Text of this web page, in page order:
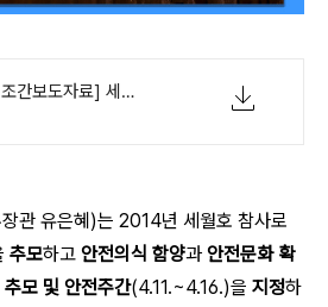
[교육부 04-11(월) 조간보도자료] 세월호 참사 8주기 추모 및 안전 주간 지정&middot;운영.pdf
관 유은혜)는 2014년 세월호 참사로
추모하고 안전의식 함양과 안전문화 확
추모 및 안전주간(4.11.~4.16.)을 지정하